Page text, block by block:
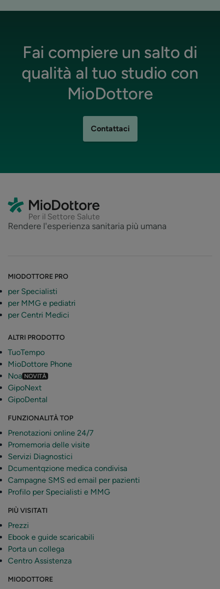
Fai compiere un salto di
qualità al tuo studio con
MioDottore
Contattaci
Rendere l'esperienza sanitaria più umana
MIODOTTORE PRO
per Specialisti
per MMG e pediatri
per Centri Medici
ALTRI PRODOTTO
TuoTempo
MioDottore Phone
Noa NOVITÀ
GipoNext
GipoDental
FUNZIONALITÀ TOP
Prenotazioni online 24/7
Promemoria delle visite
Servizi Diagnostici
Dcumentqzione medica condivisa
Campagne SMS ed email per pazienti
Profilo per Specialisti e MMG
PIÙ VISITATI
Prezzi
Ebook e guide scaricabili
Porta un collega
Centro Assistenza
MIODOTTORE